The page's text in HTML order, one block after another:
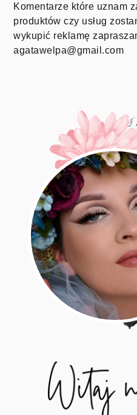
Komentarze które uznam
produktów czy usług
wykupić reklamę
agatawelpa@gmail.com